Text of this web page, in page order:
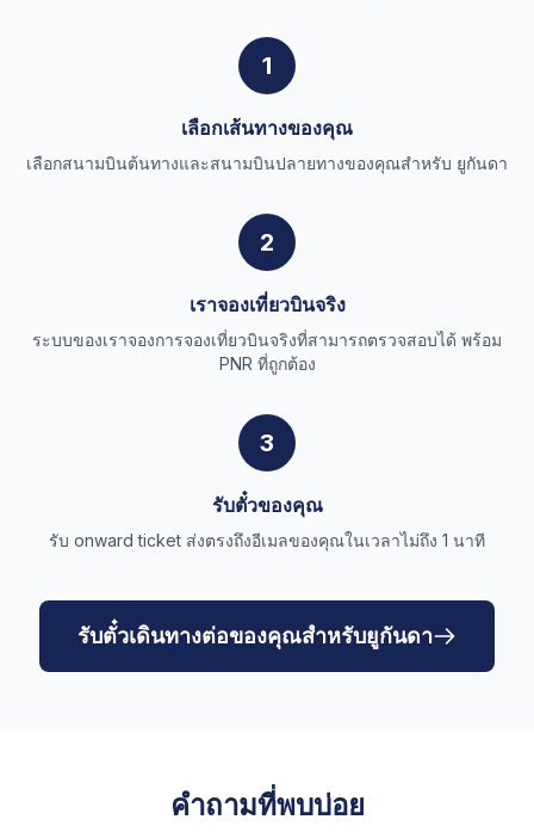
1
เลือกเส้นทางของคุณ
เลือกสนามบินต้นทางและสนามบินปลายทางของคุณสำหรับ ยูกันดา
2
เราจองเที่ยวบินจริง
ระบบของเราจองการจองเที่ยวบินจริงที่สามารถตรวจสอบได้ พร้อม
PNR ที่ถูกต้อง
3
รับตั๋วของคุณ
รับ onward ticket ส่งตรงถึงอีเมลของคุณในเวลาไม่ถึง 1 นาที
รับตั๋วเดินทางต่อของคุณสำหรับยูกันดา
คำถามที่พบบ่อย